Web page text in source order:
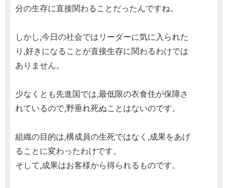
分の生存に直接関わることだったんですね。
しかし,今日の社会ではリーダーに気に入られた
り,好きになることが直接生存に関わるわけでは
ありません。
少なくとも先進国では,最低限の衣食住が保障さ
れているので,野垂れ死ぬことはないのです。
組織の目的は,構成員の生死ではなく,成果をあげ
ることに変わったわけです。
そして,成果はお客様から得られるものです。